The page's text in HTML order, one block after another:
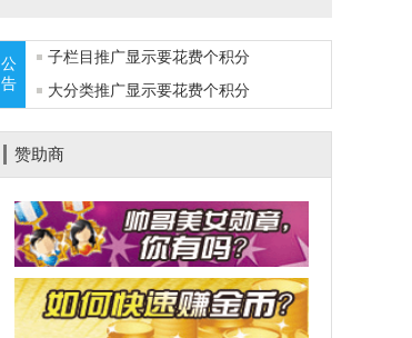
公
告
子栏目推广显示要花费个积分
大分类推广显示要花费个积分
赞助商